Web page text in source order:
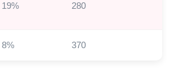
19% 280
8% 370